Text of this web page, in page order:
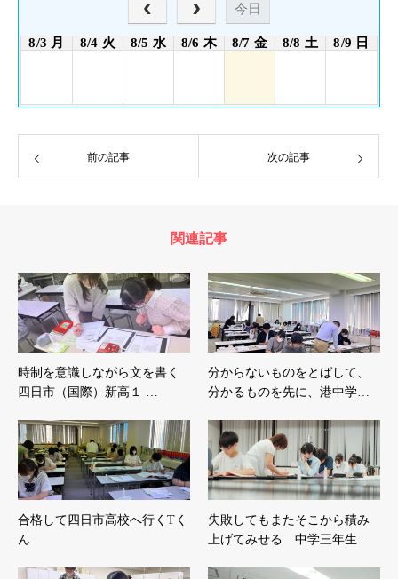
今日
8/3 月 8/4 火 8/5 水 8/6 木 8/7 金 8/8 土 8/9 日
前の記事 次の記事
関連記事
時制を意識しながら文を書く
四日市（国際）新高１ …
分からないものをとばして、
分かるものを先に、港中学…
合格して四日市高校へ行くTく
ん
失敗してもまたそこから積み
上げてみせる 中学三年生…